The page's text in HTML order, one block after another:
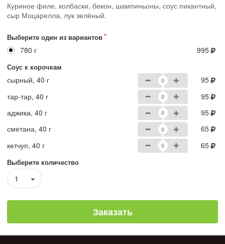
Куриное филе, колбаски, бекон, шампиньоны, соус пикантный,
сыр Моцарелла, лук зелёный.
Выберите один из вариантов
780 г 995
Соус к корочкам
сырный, 40 г
95
тар-тар, 40 г
95
аджика, 40 г
95
сметана, 40 г
65
кетчуп, 40 г
65
Выберите количество
1
Заказать